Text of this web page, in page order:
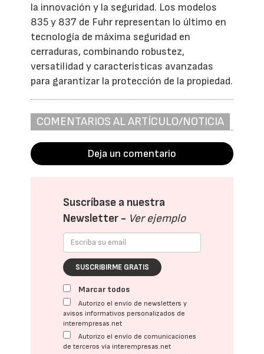
la innovación y la seguridad. Los modelos
835 y 837 de Fuhr representan lo último en
tecnología de máxima seguridad en
cerraduras, combinando robustez,
versatilidad y características avanzadas
para garantizar la protección de la propiedad.
COMENTARIOS AL ARTÍCULO/NOTICIA
Deja un comentario
Suscríbase a nuestra
Newsletter - Ver ejemplo
SUSCRIBIRME GRATIS
Marcar todos
Autorizo el envío de newsletters y
avisos informativos personalizados de
interempresas.net
Autorizo el envío de comunicaciones
de terceros vía interempresas.net